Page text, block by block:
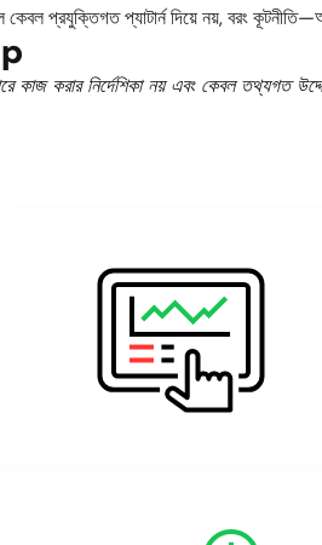
কেবল প্রযুক্তিগত প্যাটার্ন দিয়ে নয়, বরং
কাজ করার নির্দেশিকা নয় এবং কেবল তথ্যগত